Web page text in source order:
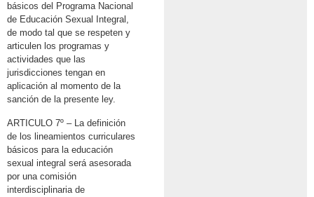
básicos del Programa Nacional
de Educación Sexual Integral,
de modo tal que se respeten y
articulen los programas y
actividades que las
jurisdicciones tengan en
aplicación al momento de la
sanción de la presente ley.
ARTICULO 7º – La definición
de los lineamientos curriculares
básicos para la educación
sexual integral será asesorada
por una comisión
interdisciplinaria de